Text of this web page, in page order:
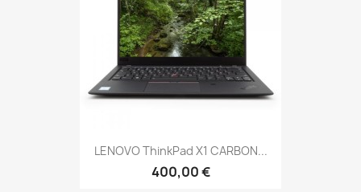
LENOVO ThinkPad X1 CARBON...
400,00 €